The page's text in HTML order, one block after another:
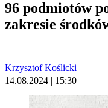
96 podmiotów
zakresie
Krzysztof Koślicki
14.08.2024 | 15:30